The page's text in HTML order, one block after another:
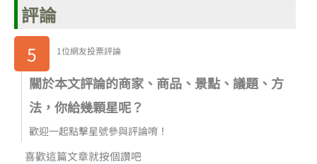
評論
5
1位網友投票評論
關於本文評論的商家、商品、景點、議題、方
法，你給幾顆星呢？
歡迎一起點擊星號參與評論唷！
喜歡這篇文章就按個讚吧